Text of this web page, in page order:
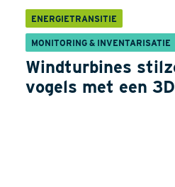
ENERGIETRANSITIE
MONITORING & INVENTARISATIE
Windturbines
vogels met een